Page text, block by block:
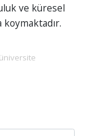
ve küresel
koymaktadır.